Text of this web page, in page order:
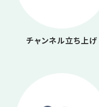
チャンネル立ち上げ